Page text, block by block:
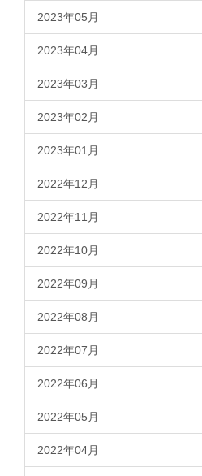
2023年05月
2023年04月
2023年03月
2023年02月
2023年01月
2022年12月
2022年11月
2022年10月
2022年09月
2022年08月
2022年07月
2022年06月
2022年05月
2022年04月